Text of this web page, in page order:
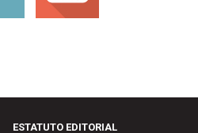
ESTATUTO EDITORIAL